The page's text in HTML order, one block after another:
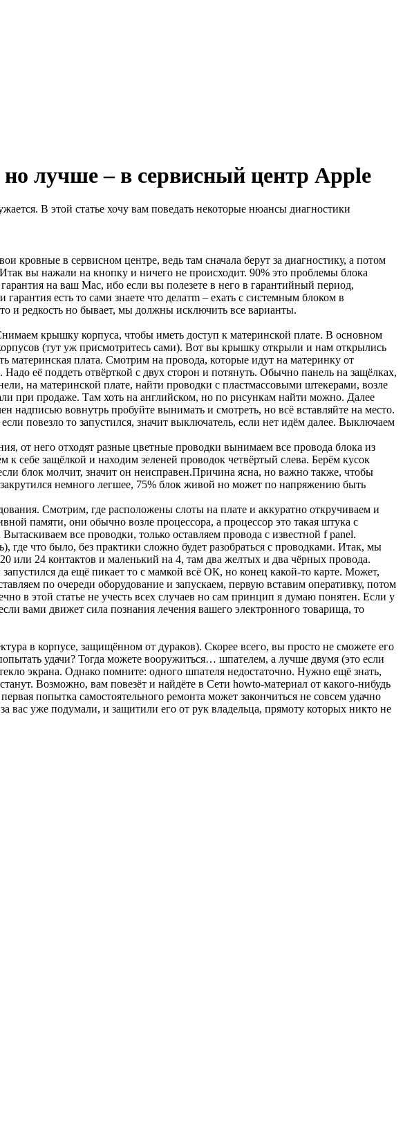
лучше – в сервисный центр Apple
В этой статье хочу вам поведать некоторые нюансы диагностики
в сервисном центре, ведь там сначала берут за диагностику, а потом
вы нажали на кнопку и ничего не происходит. 90% это проблемы блока
на ваш Mac, ибо если вы полезете в него в гарантийный период,
есть то сами знаете что делатm – ехать с системным блоком в
и редкость но бывает, мы должны исключить все варианты.
крышку корпуса, чтобы иметь доступ к материнской плате. В основном
(тут уж присмотритесь сами). Вот вы крышку открыли и нам открылись
материнская плата. Смотрим на провода, которые идут на материнку от
её поддеть отвёрткой с двух сторон и потянуть. Обычно панель на защёлках,
на материнской плате, найти проводки с пластмассовыми штекерами, возле
при продаже. Там хоть на английском, но по рисункам найти можно. Далее
вовнутрь пробуйте вынимать и смотреть, но всё вставляйте на место.
повезло то запустился, значит выключатель, если нет идём далее. Выключаем
от него отходят разные цветные проводки вынимаем все провода блока из
защёлкой и находим зеленей проводок четвёртый слева. Берём кусок
блок молчит, значит он неисправен.Причина ясна, но важно также, чтобы
немного легшее, 75% блок живой но может по напряжению быть
Смотрим, где расположены слоты на плате и аккуратно откручиваем и
памяти, они обычно возле процессора, а процессор это такая штука с
все проводки, только оставляем провода с известной f panel.
что было, без практики сложно будет разобраться с проводками. Итак, мы
24 контактов и маленький на 4, там два желтых и два чёрных провода.
да ещё пикает то с мамкой всё ОК, но конец какой-то карте. Может,
по очереди оборудование и запускаем, первую вставим оперативку, потом
в этой статье не учесть всех случаев но сам принцип я думаю понятен. Если у
вами движет сила познания лечения вашего электронного товарища, то
в корпусе, защищённом от дураков). Скорее всего, вы просто не сможете его
удачи? Тогда можете вооружиться… шпателем, а лучше двумя (это если
экрана. Однако помните: одного шпателя недостаточно. Нужно ещё знать,
Возможно, вам повезёт и найдёте в Сети howto-материал от какого-нибудь
попытка самостоятельного ремонта может закончиться не совсем удачно
уже подумали, и защитили его от рук владельца, прямоту которых никто не